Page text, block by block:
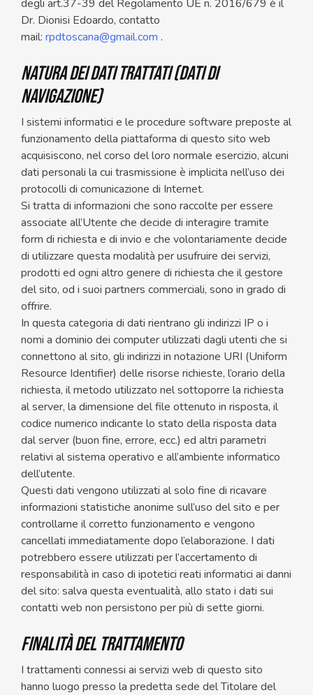
degli art.37-39 del Regolamento UE n. 2016/679 è il
Dr. Dionisi Edoardo, contatto
mail: rpdtoscana@gmail.com .
NATURA DEI DATI TRATTATI (dati di
navigazione)
I sistemi informatici e le procedure software preposte al
funzionamento della piattaforma di questo sito web
acquisiscono, nel corso del loro normale esercizio, alcuni
dati personali la cui trasmissione è implicita nell’uso dei
protocolli di comunicazione di Internet.
Si tratta di informazioni che sono raccolte per essere
associate all’Utente che decide di interagire tramite
form di richiesta e di invio e che volontariamente decide
di utilizzare questa modalità per usufruire dei servizi,
prodotti ed ogni altro genere di richiesta che il gestore
del sito, od i suoi partners commerciali, sono in grado di
offrire.
In questa categoria di dati rientrano gli indirizzi IP o i
nomi a dominio dei computer utilizzati dagli utenti che si
connettono al sito, gli indirizzi in notazione URI (Uniform
Resource Identifier) delle risorse richieste, l’orario della
richiesta, il metodo utilizzato nel sottoporre la richiesta
al server, la dimensione del file ottenuto in risposta, il
codice numerico indicante lo stato della risposta data
dal server (buon fine, errore, ecc.) ed altri parametri
relativi al sistema operativo e all’ambiente informatico
dell’utente.
Questi dati vengono utilizzati al solo fine di ricavare
informazioni statistiche anonime sull’uso del sito e per
controllarne il corretto funzionamento e vengono
cancellati immediatamente dopo l’elaborazione. I dati
potrebbero essere utilizzati per l’accertamento di
responsabilità in caso di ipotetici reati informatici ai danni
del sito: salva questa eventualità, allo stato i dati sui
contatti web non persistono per più di sette giorni.
FINALITÀ DEL TRATTAMENTO
I trattamenti connessi ai servizi web di questo sito
hanno luogo presso la predetta sede del Titolare del